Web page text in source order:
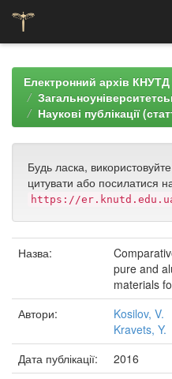
navigationЕлектронний архів КНУТД
Наукові публікації
Будь ласка,
цитувати або посилатися
https://
Назва:
pure and
materials
Автори:
Kosilov, V.
Kravets, Y.
Дата публікації:
2016